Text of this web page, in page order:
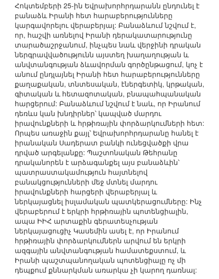
Հոկտեմբերի 25-ին Եվրախորհրդարանն ընդունել է
բանաձև Իրանի հետ հարաբերությունները
կարգավորելու վերաբերյալ: Բանաձևում նշվում է,
որ, հաշվի առնելով Իրանի դերակատարությունը
տարածաշրջանում, ինչպես նաև վերջինի դրական
ներգրավվածությունն այստեղ խաղաղության և
անվտանգության ձևավորման գործընթացում, կոչ է
անում ընդլայնել Իրանի հետ հարաբերությունները
քաղաքական, տնտեսական, էներգետիկ, կրթական,
գիտական և հետազոտական, բնապահպանական
հարցերում: Բանաձևում նշվում է նաև, որ Իրանում
դեռևս կան խնդիրներ՝ կապված մարդու
իրավունքների և հրթիռային փորձարկումների հետ:
Որպես առաջին քայլ՝ Եվրախորհրդարանը հանել է
իրանական Սադերատ բանկի ունեցվածքի վրա
դրված արգելանքը: Պաշտոնական Թեհրանը
դրականորեն է արձագանքել այս բանաձևին՝
պատրաստակամություն հայտնելով
բանակցությունների մեջ մտնել մարդու
իրավունքների հարցերի վերաբերյալ և
ներկայացնել իսլամական պատկերացումները: Ինչ
վերաբերում է երկրի հրթիռային պոտենցիալին,
ապա ԻԻՀ արտաքին գերատեսչության
ներկայացուցիչ Կասեմին ասել է, որ Իրանում
հրթիռային փորձարկումներն արվում են երկրի
ազգային անվտանգության համատեքստում, և
Իրանի պաշտպանողական պոտենցիալը ոչ մի
դեպքում քննարկման առարկա չի կարող դառնալ: